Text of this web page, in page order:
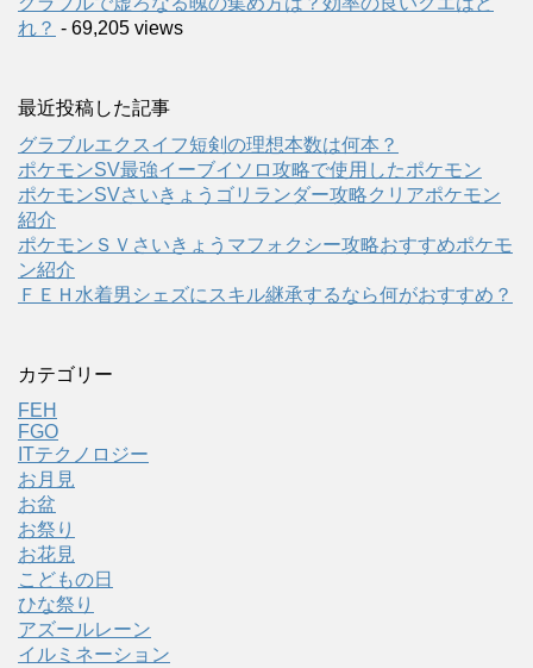
れ？ - 69,205 views
最近投稿した記事
グラブルエクスイフ短剣の理想本数は何本？
ポケモンSV最強イーブイソロ攻略で使用したポケモン
ポケモンSVさいきょうゴリランダー攻略クリアポケモン
紹介
ポケモンＳＶさいきょうマフォクシー攻略おすすめポケモ
ン紹介
ＦＥＨ水着男シェズにスキル継承するなら何がおすすめ？
カテゴリー
FEH
FGO
ITテクノロジー
お月見
お盆
お祭り
お花見
こどもの日
ひな祭り
アズールレーン
イルミネーション